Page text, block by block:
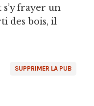
frayer un
des bois, il
SUPPRIMER LA PUB